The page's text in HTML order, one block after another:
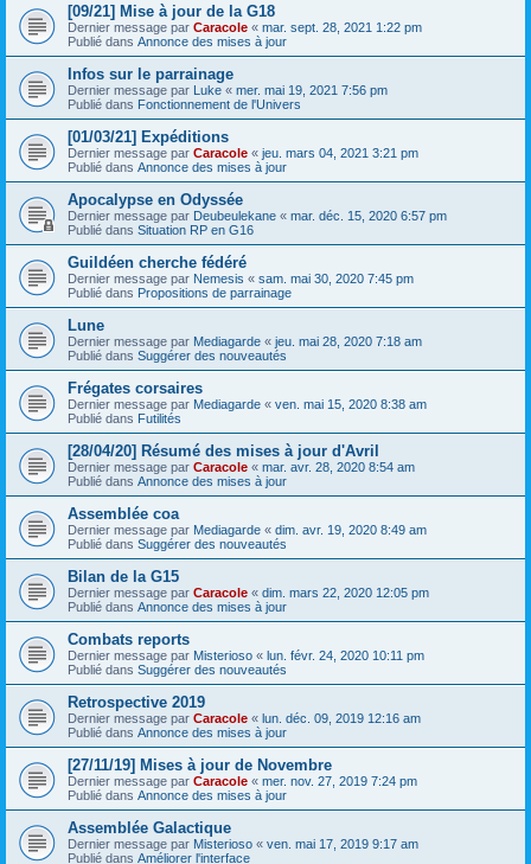
[09/21] Mise à jour de la G18
Dernier message par Caracole « mar. sept. 28, 2021 1:22 pm
Publié dans Annonce des mises à jour
Infos sur le parrainage
Dernier message par Luke « mer. mai 19, 2021 7:56 pm
Publié dans Fonctionnement de l'Univers
[01/03/21] Expéditions
Dernier message par Caracole « jeu. mars 04, 2021 3:21 pm
Publié dans Annonce des mises à jour
Apocalypse en Odyssée
Dernier message par Deubeulekane « mar. déc. 15, 2020 6:57 pm
Publié dans Situation RP en G16
Guildéen cherche fédéré
Dernier message par Nemesis « sam. mai 30, 2020 7:45 pm
Publié dans Propositions de parrainage
Lune
Dernier message par Mediagarde « jeu. mai 28, 2020 7:18 am
Publié dans Suggérer des nouveautés
Frégates corsaires
Dernier message par Mediagarde « ven. mai 15, 2020 8:38 am
Publié dans Futilités
[28/04/20] Résumé des mises à jour d'Avril
Dernier message par Caracole « mar. avr. 28, 2020 8:54 am
Publié dans Annonce des mises à jour
Assemblée coa
Dernier message par Mediagarde « dim. avr. 19, 2020 8:49 am
Publié dans Suggérer des nouveautés
Bilan de la G15
Dernier message par Caracole « dim. mars 22, 2020 12:05 pm
Publié dans Annonce des mises à jour
Combats reports
Dernier message par Misterioso « lun. févr. 24, 2020 10:11 pm
Publié dans Suggérer des nouveautés
Retrospective 2019
Dernier message par Caracole « lun. déc. 09, 2019 12:16 am
Publié dans Annonce des mises à jour
[27/11/19] Mises à jour de Novembre
Dernier message par Caracole « mer. nov. 27, 2019 7:24 pm
Publié dans Annonce des mises à jour
Assemblée Galactique
Dernier message par Misterioso « ven. mai 17, 2019 9:17 am
Publié dans Améliorer l'interface